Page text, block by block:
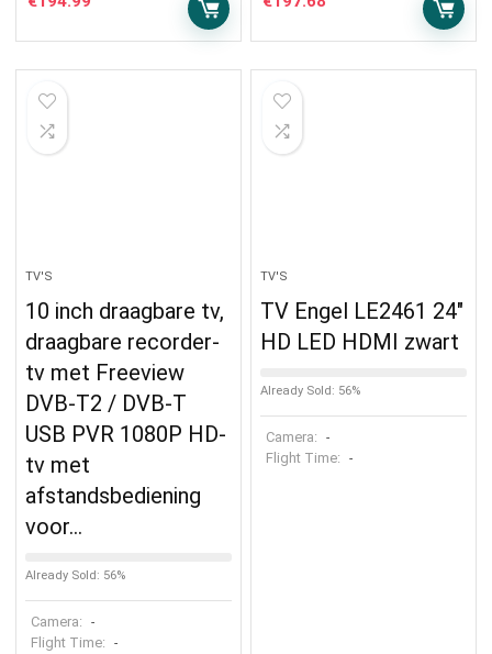
TV'S
10 inch draagbare tv,
draagbare recorder-
tv met Freeview
DVB-T2 / DVB-T
USB PVR 1080P HD-
tv met
afstandsbediening
voor…
Already Sold: 56%
Camera: -
Flight Time: -
TV'S
TV Engel LE2461 24″
HD LED HDMI zwart
Already Sold: 56%
Camera: -
Flight Time: -